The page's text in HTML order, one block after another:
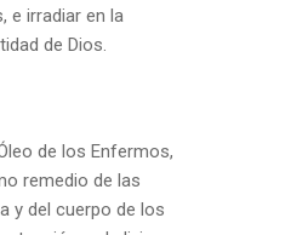
e irradiar en la
de Dios.
de los Enfermos,
remedio de las
y del cuerpo de los